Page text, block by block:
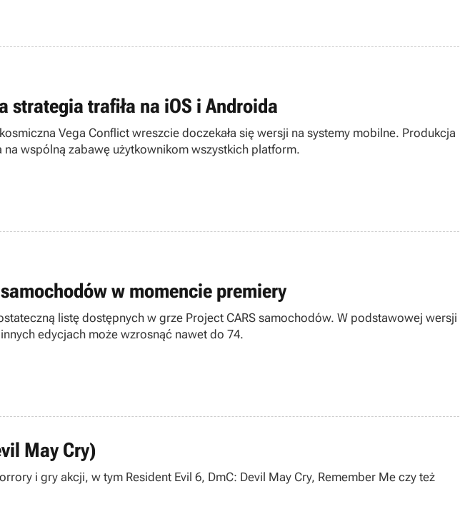
strategia trafiła na iOS i Androida
Vega Conflict wreszcie doczekała się wersji na systemy mobilne. Produkcja
na wspólną zabawę użytkownikom wszystkich platform.
w momencie premiery
listę dostępnych w grze Project CARS samochodów. W podstawowej wersji
edycjach może wzrosnąć nawet do 74.
May Cry)
i gry akcji, w tym Resident Evil 6, DmC: Devil May Cry, Remember Me czy też